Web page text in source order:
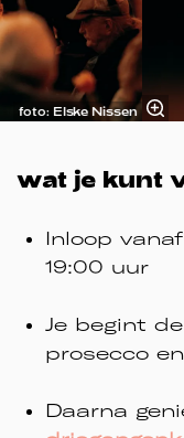
foto: Elske Nissen
wat je kunt
Inloop
19:00 uur
Je begint
prosecco
Daarna